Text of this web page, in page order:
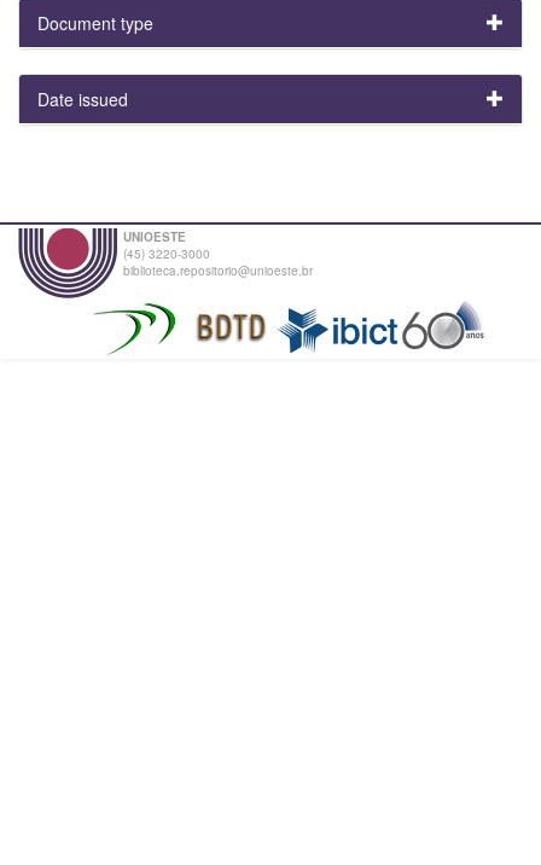
Document type
Date issued
UNIOESTE
(45) 3220-3000
biblioteca.repositorio@unioeste.br